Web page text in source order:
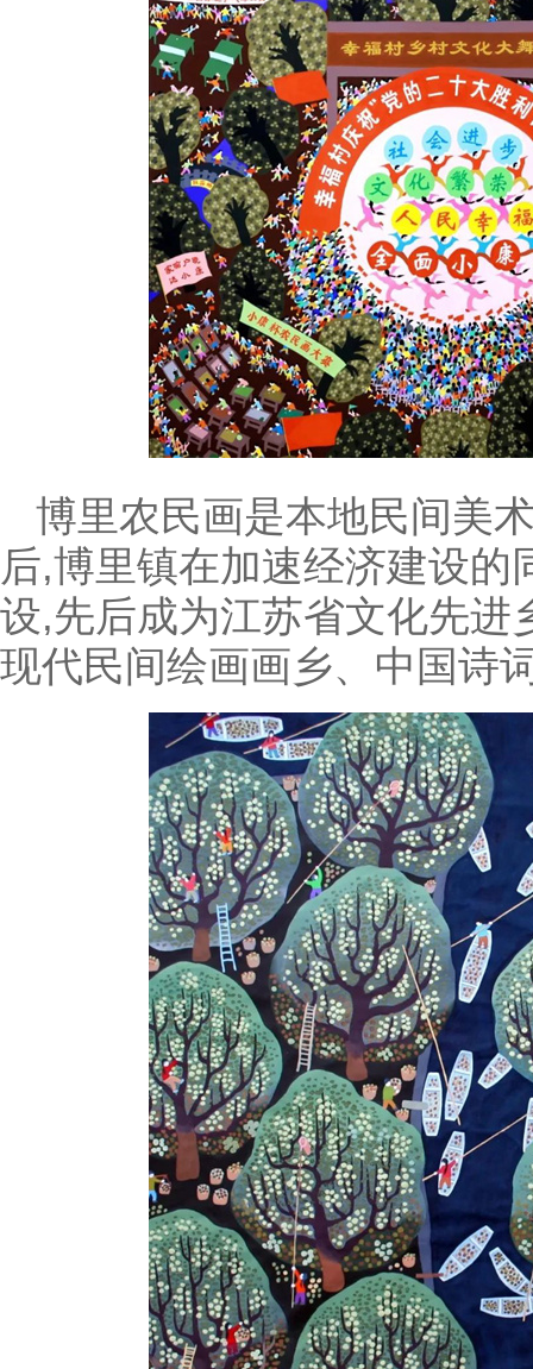
博里农民画是本地民间美
后,博里镇在加速经济建设
设,先后成为江苏省文化先进
现代民间绘画画乡、中国诗